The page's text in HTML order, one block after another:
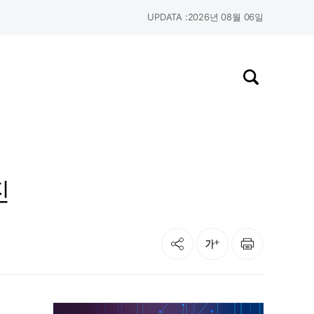
UPDATA :2026년 08월 06일
검색창 열기
공유 글자크기 인쇄